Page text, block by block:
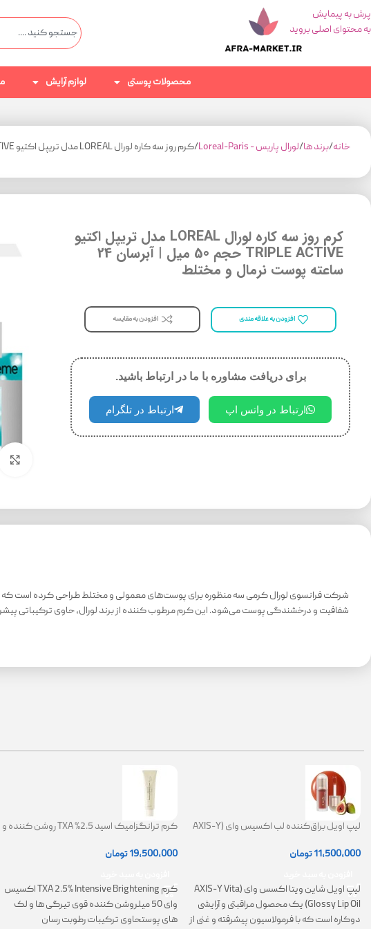
پرش به پیمایش
به محتوای اصلی بروید
محصولات پوستی لوازم آرایش
خانه برند ها لورال پاریس - Loreal-Paris کرم روز سه کاره لورال LOREAL مدل تریپل اکتیو TRIPLE ACTIVE حجم 50 میل | آبرسان 24 ساعته پوست نرمال و مختلط
کرم روز سه کاره لورال LOREAL مدل تریپل اکتیو
TRIPLE ACTIVE حجم 50 میل | آبرسان 24
ساعته پوست نرمال و مختلط
افزودن به علاقه مندی افزودن به مقایسه
برای دریافت مشاوره با ما در ارتباط باشید.
ارتباط در واتس اپ ارتباط در تلگرام
شفافیت و درخشندگی پوست می‌شود. این کرم مرطوب کننده از برند لورال، حاوی ترکیباتی
لیپ اویل براق‌کننده لب اکسیس وای (AXIS-Y
11,500,000تومان
لیپ اویل شاین ویتا اکسس وای (AXIS-Y Vita
Glossy Lip Oil) یک محصول مراقبتی و آرایشی
دوکاره است که با فرمولاسیون پیشرفته و غنی از
کرم ترانگزامیک اسید 2.5% TXA روشن کننده و
19,500,000تومان
کرم TXA 2.5% Intensive Brightening اکسیس
وای 50 میلروشن کننده قوی تیرگی ها و لک
های پوستحاوی ترکیبات رطوبت رسان